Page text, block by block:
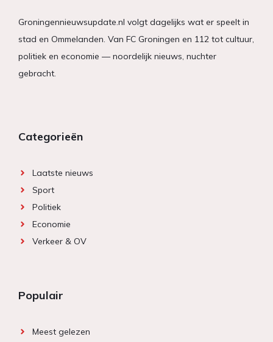
Groningennieuwsupdate.nl volgt dagelijks wat er speelt in
stad en Ommelanden. Van FC Groningen en 112 tot cultuur,
politiek en economie — noordelijk nieuws, nuchter
gebracht.
Categorieën
Laatste nieuws
Sport
Politiek
Economie
Verkeer & OV
Populair
Meest gelezen